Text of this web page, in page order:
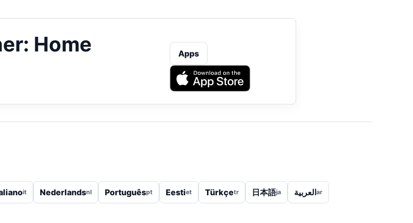
Home
Apps
it Nederlandsnl Portuguêspt Eestiet Türkçetr 日本語ja العربيةar